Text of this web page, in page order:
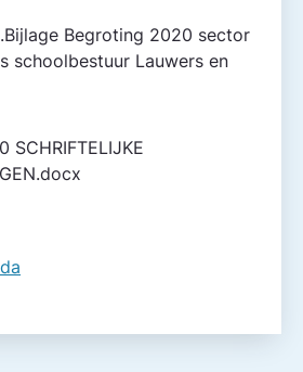
Begroting 2020 sector
schoolbestuur Lauwers en
SCHRIFTELIJKE